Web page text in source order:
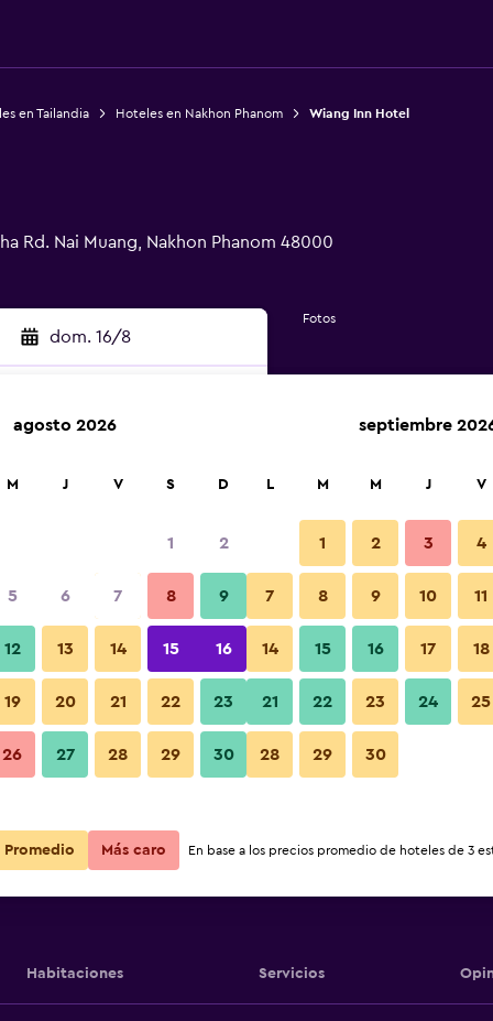
en Tailandia Hoteles en Nakhon Phanom Wiang Inn Hotel
Rd. Nai Muang, Nakhon Phanom 48000
dom. 16/8
Ver precios
Ver precios
Fotos
Habitaciones Servicios
agosto 2026
M J V S D
1 2
5 6 7 8 9
12 13 14 15 16
19 20 21 22 23
26 27 28 29 30
septiembre
L M M J V
1 2 3 4
7 8 9 10 11
14 15 16 17 18
21 22 23 24 25
28 29 30
Promedio Más caro En base a los precios promedio de hoteles de 3